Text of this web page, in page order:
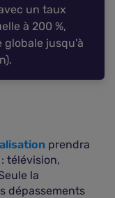
un taux
à 200 %,
globale jusqu'à
prendra
télévision,
la
dépassements